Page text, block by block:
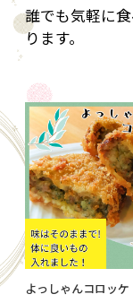
誰でも気軽に
ります。
よっしゃんコロッ